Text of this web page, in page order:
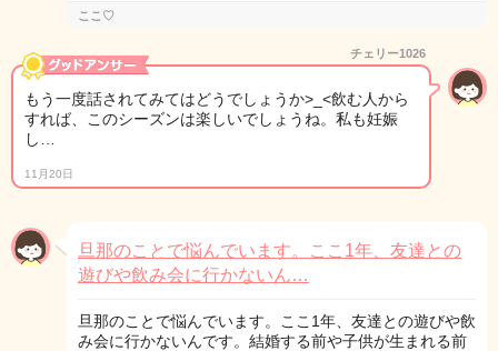
ここ♡
チェリー1026
もう一度話されてみてはどうでしょうか>_<飲む人から
すれば、このシーズンは楽しいでしょうね。私も妊娠
し…
11月20日
旦那のことで悩んでいます。ここ1年、友達との
遊びや飲み会に行かないん…
旦那のことで悩んでいます。ここ1年、友達との遊びや飲
み会に行かないんです。結婚する前や子供が生まれる前